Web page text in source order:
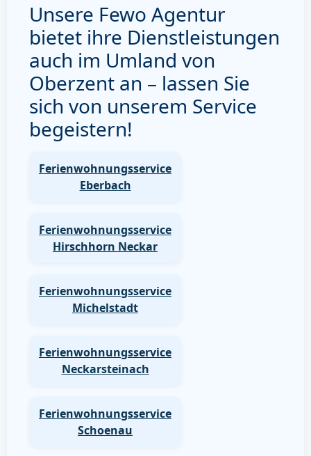
Unsere Fewo Agentur
bietet ihre Dienstleistungen
auch im Umland von
Oberzent an – lassen Sie
sich von unserem Service
begeistern!
Ferienwohnungsservice
Eberbach
Ferienwohnungsservice
Hirschhorn Neckar
Ferienwohnungsservice
Michelstadt
Ferienwohnungsservice
Neckarsteinach
Ferienwohnungsservice
Schoenau